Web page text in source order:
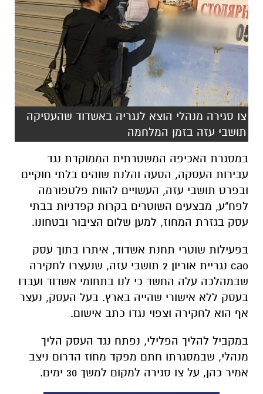
צו סגירה מנהלי הוצא לנגריה באשדוד שהעסיקה
תושבי עזה בזמן המלחמה
במסגרת האכיפה המשטרתית הממוקדת נגד
עבירות העסקה, הסעה והלנת שוהים בלתי חוקיים
ובפרט תושבי עזה, העשויים להוות פלטפורמה
לפח"ע, מבצעים השוטרים בקרות קפדניות בבתי
עסק בגזרת המחוז, למען שלום הציבור ובטחונו.
בפעילות שוטרי תחנת אשדוד, איתרו בתוך עסק
cao נגריית אוריון 2 תושבי עזה, שנעצרו לחקירה
שבמהלכה עלה החשד כי לנו בתחומי אשדוד ועבדו
בעסק ללא אישורי שהייה בארץ. בעל העסק, נעצר
אף הוא לחקירה וצפוי נגדו כתב אישום.
במקביל להליך הפלילי, נפתח נגד העסק הליך
מנהלי, שבמסגרתו חתם מפקד מחוז הדרום ניצב
אמיר כהן, על צו סגירה למקום למשך 30 ימים.